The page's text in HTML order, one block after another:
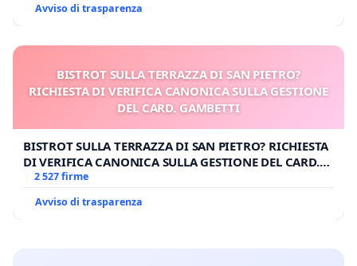
Avviso di trasparenza
BISTROT SULLA TERRAZZA DI SAN PIETRO?
RICHIESTA DI VERIFICA CANONICA SULLA GESTIONE
DEL CARD. GAMBETTI
BISTROT SULLA TERRAZZA DI SAN PIETRO? RICHIESTA
DI VERIFICA CANONICA SULLA GESTIONE DEL CARD.
GAMBETTI
2 527 firme
Avviso di trasparenza